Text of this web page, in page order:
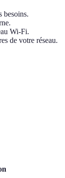
besoins.
Wi-Fi.
de votre réseau.